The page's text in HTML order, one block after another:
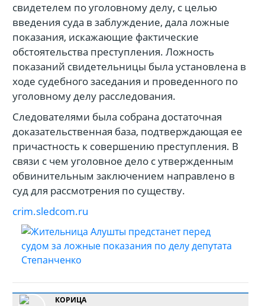
свидетелем по уголовному делу, с целью
введения суда в заблуждение, дала ложные
показания, искажающие фактические
обстоятельства преступления. Ложность
показаний свидетельницы была установлена в
ходе судебного заседания и проведенного по
уголовному делу расследования.
Следователями была собрана достаточная
доказательственная база, подтверждающая ее
причастность к совершению преступления. В
связи с чем уголовное дело с утвержденным
обвинительным заключением направлено в
суд для рассмотрения по существу.
crim.sledcom.ru
КОРИЦА